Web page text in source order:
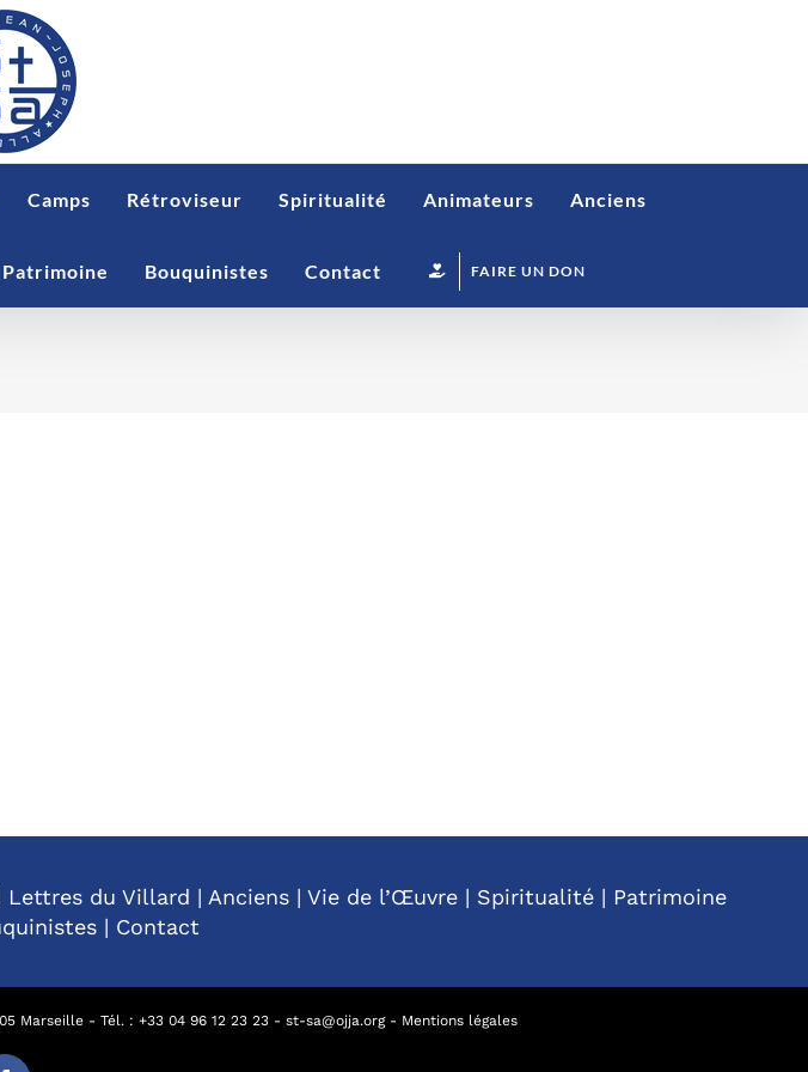
Camps Rétroviseur Spiritualité Animateurs Anciens
Patrimoine Bouquinistes Contact FAIRE UN DON
Lettres du Villard | Anciens | Vie de l’Œuvre | Spiritualité | Patrimoine
| Contact
Marseille - Tél. : +33 04 96 12 23 23- st-sa@ojja.org- Mentions légales